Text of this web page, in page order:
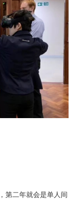
第二年就会是单人间